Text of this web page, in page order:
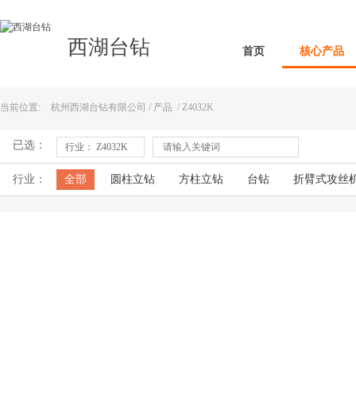
西湖台钻 首页 核心产品
当前位置: 杭州西湖台钻有限公司 / 产品 / Z4032K
已选： 行业： Z4032K
行业： 全部 圆柱立钻 方柱立钻 台钻 折臂式攻丝